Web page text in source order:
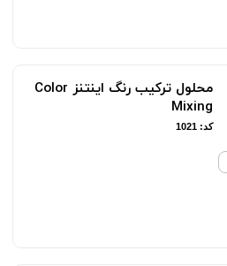
محلول ترکیب رنگ اینتنز Color
Mixing
کد: 1021